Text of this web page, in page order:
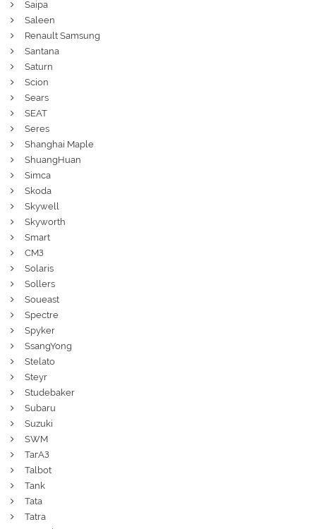
Saipa
Saleen
Renault Samsung
Santana
Saturn
Scion
Sears
SEAT
Seres
Shanghai Maple
ShuangHuan
Simca
Skoda
Skywell
Skyworth
Smart
СМЗ
Solaris
Sollers
Soueast
Spectre
Spyker
SsangYong
Stelato
Steyr
Studebaker
Subaru
Suzuki
SWM
ТагАЗ
Talbot
Tank
Tata
Tatra